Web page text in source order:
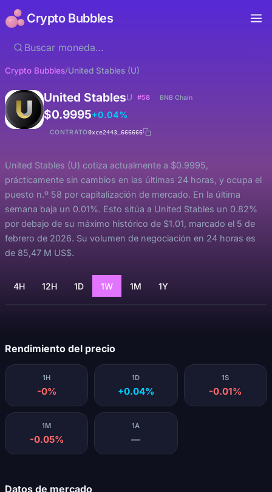
Crypto Bubbles
Crypto Bubbles/United Stables (U)
United StablesU #58 BNB Chain
$0.9995+0.04%
CONTRATO0xce2443…666666
United Stables (U) cotiza actualmente a $0.9995,
prácticamente sin cambios en las últimas 24 horas, y ocupa el
puesto n.º 58 por capitalización de mercado. En la última
semana baja un 0.01%. Esto sitúa a United Stables un 0.82%
por debajo de su máximo histórico de $1.01, marcado el 5 de
febrero de 2026. Su volumen de negociación en 24 horas es
de 85,47 M US$.
4H 12H 1D 1W 1M 1Y
Rendimiento del precio
1H
-0%
1D
+0.04%
1S
-0.01%
1M
-0.05%
1A
—
Datos de mercado